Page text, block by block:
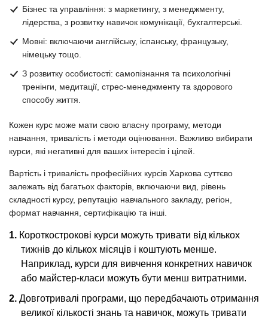
Бізнес та управління: з маркетингу, з менеджменту,
лідерства, з розвитку навичок комунікації, бухгалтерські.
Мовні: включаючи англійську, іспанську, французьку,
німецьку тощо.
З розвитку особистості: самопізнання та психологічні
тренінги, медитації, стрес-менеджменту та здорового
способу життя.
Кожен курс може мати свою власну програму, методи
навчання, тривалість і методи оцінювання. Важливо вибирати
курси, які негативні для ваших інтересів і цілей.
Вартість і тривалість професійних курсів Харкова суттєво
залежать від багатьох факторів, включаючи вид, рівень
складності курсу, репутацію навчального закладу, регіон,
формат навчання, сертифікацію та інші.
Короткострокові курси можуть тривати від кількох
тижнів до кількох місяців і коштують менше.
Наприклад, курси для вивчення конкретних навичок
або майстер-класи можуть бути менш витратними.
Довготривалі програми, що передбачають отримання
великої кількості знань та навичок, можуть тривати